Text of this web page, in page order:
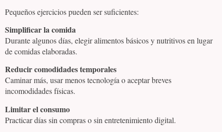
Pequeños ejercicios pueden ser suficientes:
Simplificar la comida
Durante algunos días, elegir alimentos básicos y nutritivos en lugar
de comidas elaboradas.
Reducir comodidades temporales
Caminar más, usar menos tecnología o aceptar breves
incomodidades físicas.
Limitar el consumo
Practicar días sin compras o sin entretenimiento digital.